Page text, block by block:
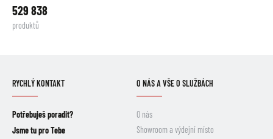
529 838
produktů
RYCHLÝ KONTAKT
Potřebuješ poradit?
Jsme tu pro Tebe
O NÁS A VŠE O SLUŽBÁCH
O nás
Showroom a výdejní místo